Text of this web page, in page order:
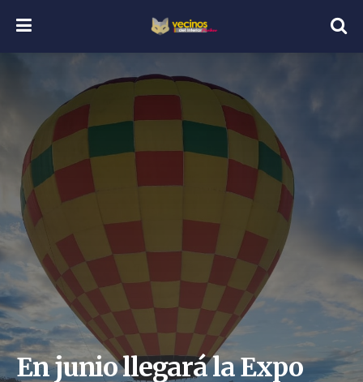
En junio llegará la Expo